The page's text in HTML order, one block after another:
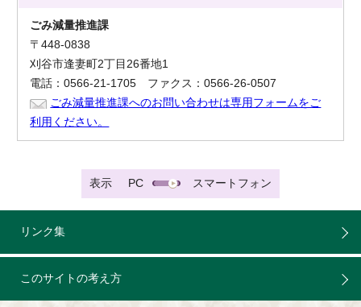
ごみ減量推進課
〒448-0838
刈谷市逢妻町2丁目26番地1
電話：0566-21-1705 ファクス：0566-26-0507
ごみ減量推進課へのお問い合わせは専用フォームをご
利用ください。
表示 PC スマートフォン
リンク集
このサイトの考え方